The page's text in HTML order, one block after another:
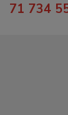
71 734